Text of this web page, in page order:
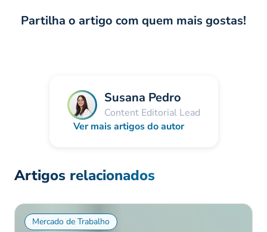
Partilha o artigo com quem mais gostas!
Susana Pedro
Content Editorial Lead
Ver mais artigos do autor
Artigos relacionados
Mercado de Trabalho